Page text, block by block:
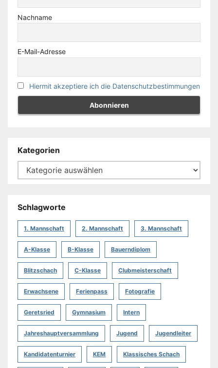
Nachname
E-Mail-Adresse
Hiermit akzeptiere ich die Datenschutzbestimmungen
Kategorien
Schlagworte
1. Mannschaft 2. Mannschaft 3. Mannschaft
A-Klasse B-Klasse Bauerndiplom
Blitzschach C-Klasse Clubmeisterschaft
Erwachsene Ferienpass Fotografie
Geretsried Gymnasium Intern
Jahreshauptversammlung Jugend Jugendleiter
Kandidatenturnier KEM Klassisches Schach